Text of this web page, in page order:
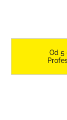
Od 5